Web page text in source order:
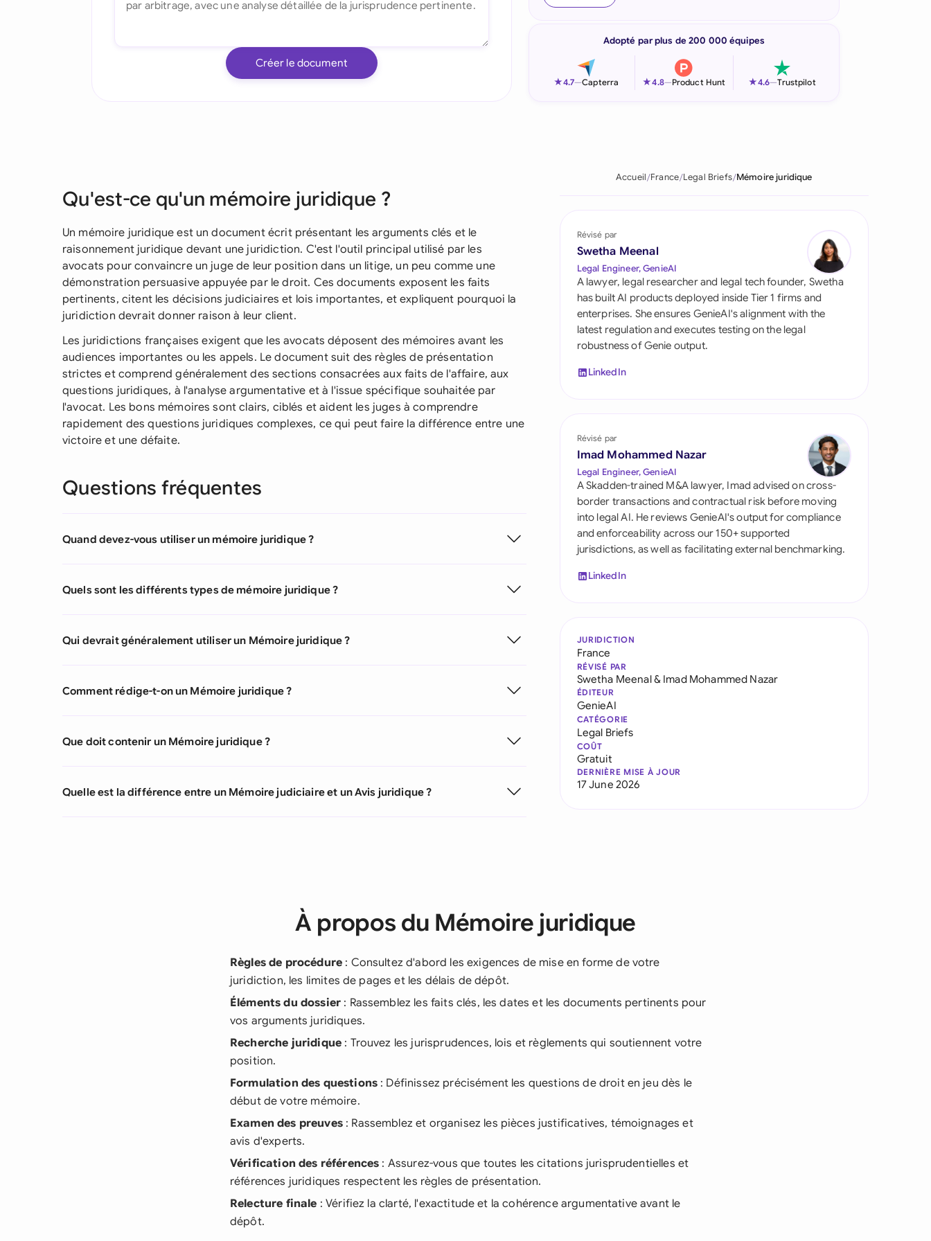
Philippines
Saudi Arabia
South Africa
Switzerland
United Kingdom
United States
Créer le document
Adopté par plus de 200 000 équipes
★4.7—Capterra ★4.8—Product Hunt ★4.6—Trustpilot
Qu'est-ce qu'un mémoire juridique ?
Un mémoire juridique est un document écrit présentant les arguments clés et le
raisonnement juridique devant une juridiction. C'est l'outil principal utilisé par les
avocats pour convaincre un juge de leur position dans un litige, un peu comme une
démonstration persuasive appuyée par le droit. Ces documents exposent les faits
pertinents, citent les décisions judiciaires et lois importantes, et expliquent pourquoi la
juridiction devrait donner raison à leur client.
Les juridictions françaises exigent que les avocats déposent des mémoires avant les
audiences importantes ou les appels. Le document suit des règles de présentation
strictes et comprend généralement des sections consacrées aux faits de l'affaire, aux
questions juridiques, à l'analyse argumentative et à l'issue spécifique souhaitée par
l'avocat. Les bons mémoires sont clairs, ciblés et aident les juges à comprendre
rapidement des questions juridiques complexes, ce qui peut faire la différence entre une
victoire et une défaite.
Questions fréquentes
Quand devez-vous utiliser un mémoire juridique ?
Quels sont les différents types de mémoire juridique ?
Qui devrait généralement utiliser un Mémoire juridique ?
Comment rédige-t-on un Mémoire juridique ?
Que doit contenir un Mémoire juridique ?
Quelle est la différence entre un Mémoire judiciaire et un Avis juridique ?
Accueil France Legal Briefs Mémoire juridique
Révisé par
Swetha Meenal
Legal Engineer, GenieAI
A lawyer, legal researcher and legal tech founder, Swetha
has built AI products deployed inside Tier 1 firms and
enterprises. She ensures GenieAI's alignment with the
latest regulation and executes testing on the legal
robustness of Genie output.
LinkedIn
Révisé par
Imad Mohammed Nazar
Legal Engineer, GenieAI
A Skadden-trained M&A lawyer, Imad advised on cross-
border transactions and contractual risk before moving
into legal AI. He reviews GenieAI's output for compliance
and enforceability across our 150+ supported
jurisdictions, as well as facilitating external benchmarking.
LinkedIn
JURIDICTION
France
RÉVISÉ PAR
Swetha Meenal& Imad Mohammed Nazar
ÉDITEUR
GenieAI
CATÉGORIE
Legal Briefs
COÛT
Gratuit
DERNIÈRE MISE À JOUR
17 June 2026
À propos du Mémoire juridique
Règles de procédure : Consultez d'abord les exigences de mise en forme de votre
juridiction, les limites de pages et les délais de dépôt.
Éléments du dossier : Rassemblez les faits clés, les dates et les documents pertinents pour
vos arguments juridiques.
Recherche juridique : Trouvez les jurisprudences, lois et règlements qui soutiennent votre
position.
Formulation des questions : Définissez précisément les questions de droit en jeu dès le
début de votre mémoire.
Examen des preuves: Rassemblez et organisez les pièces justificatives, témoignages et
avis d'experts.
Vérification des références : Assurez-vous que toutes les citations jurisprudentielles et
références juridiques respectent les règles de présentation.
Relecture finale : Vérifiez la clarté, l'exactitude et la cohérence argumentative avant le
dépôt.